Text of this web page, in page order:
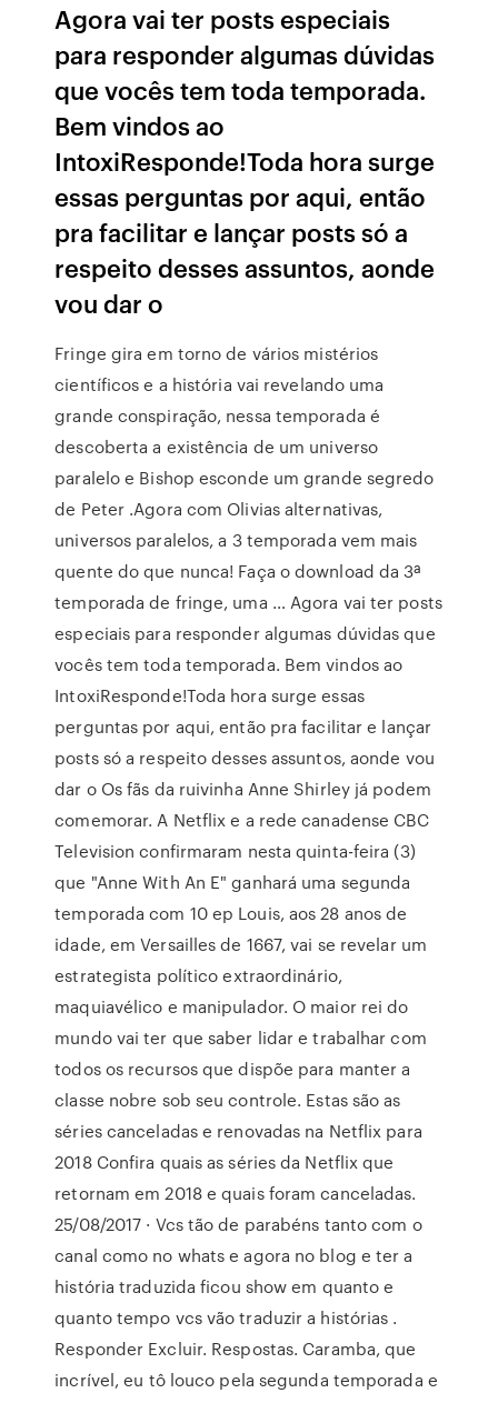
Agora vai ter posts especiais
para responder algumas dúvidas
que vocês tem toda temporada.
Bem vindos ao
IntoxiResponde!Toda hora surge
essas perguntas por aqui, então
pra facilitar e lançar posts só a
respeito desses assuntos, aonde
vou dar o
Fringe gira em torno de vários mistérios
científicos e a história vai revelando uma
grande conspiração, nessa temporada é
descoberta a existência de um universo
paralelo e Bishop esconde um grande segredo
de Peter .Agora com Olivias alternativas,
universos paralelos, a 3 temporada vem mais
quente do que nunca! Faça o download da 3ª
temporada de fringe, uma … Agora vai ter posts
especiais para responder algumas dúvidas que
vocês tem toda temporada. Bem vindos ao
IntoxiResponde!Toda hora surge essas
perguntas por aqui, então pra facilitar e lançar
posts só a respeito desses assuntos, aonde vou
dar o Os fãs da ruivinha Anne Shirley já podem
comemorar. A Netflix e a rede canadense CBC
Television confirmaram nesta quinta-feira (3)
que "Anne With An E" ganhará uma segunda
temporada com 10 ep Louis, aos 28 anos de
idade, em Versailles de 1667, vai se revelar um
estrategista político extraordinário,
maquiavélico e manipulador. O maior rei do
mundo vai ter que saber lidar e trabalhar com
todos os recursos que dispõe para manter a
classe nobre sob seu controle. Estas são as
séries canceladas e renovadas na Netflix para
2018 Confira quais as séries da Netflix que
retornam em 2018 e quais foram canceladas.
25/08/2017 · Vcs tão de parabéns tanto com o
canal como no whats e agora no blog e ter a
história traduzida ficou show em quanto e
quanto tempo vcs vão traduzir a histórias .
Responder Excluir. Respostas. Caramba, que
incrível, eu tô louco pela segunda temporada e